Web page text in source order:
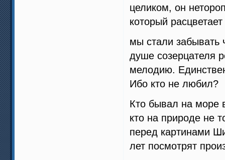
целиком, он
который
мы стали забывать
душе созерцателя
мелодию.
Ибо кто не любил?
Кто бывал на море
кто на природе не
перед картинами
лет посмотрят